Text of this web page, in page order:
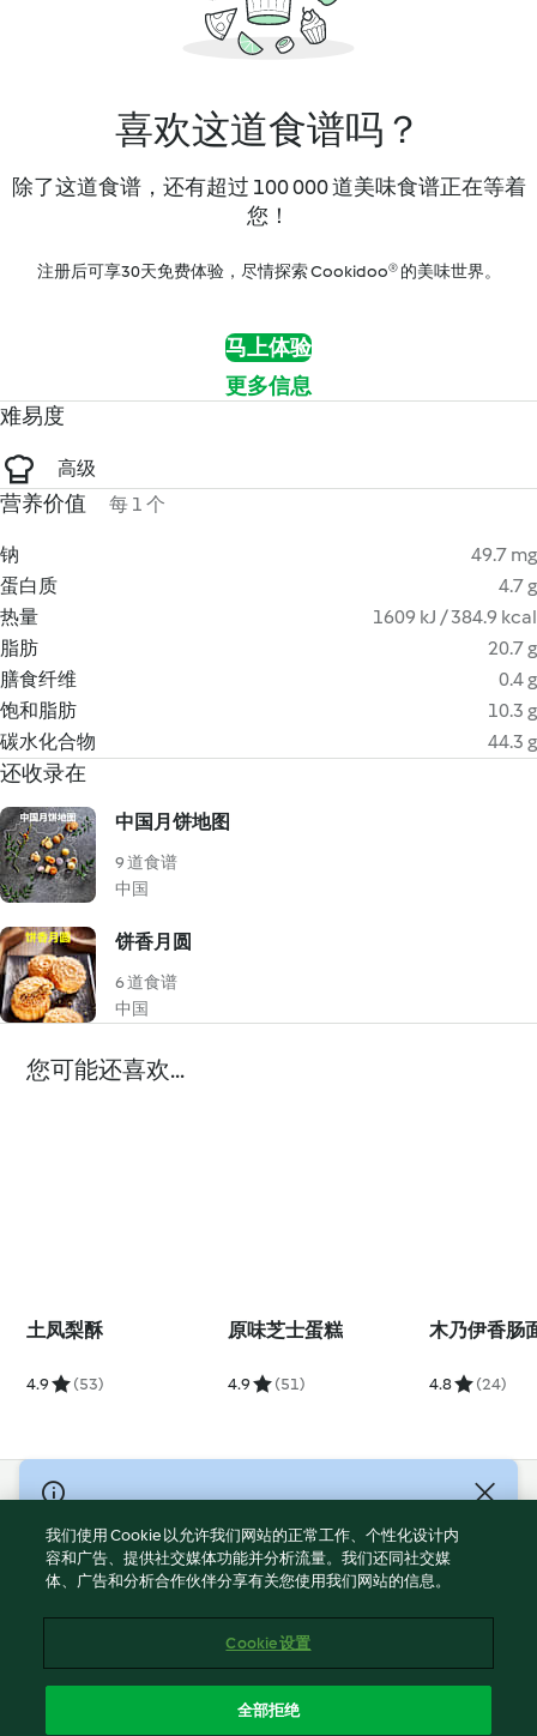
喜欢这道食谱吗？
除了这道食谱，还有超过 100 000 道美味食谱正在等着
您！
注册后可享30天免费体验，尽情探索 Cookidoo® 的美味世界。
马上体验
更多信息
难易度
高级
营养价值 每 1 个
钠
49.7 mg
蛋白质
4.7 g
热量
1609 kJ / 384.9 kcal
脂肪
20.7 g
膳食纤维
0.4 g
饱和脂肪
10.3 g
碳水化合物
44.3 g
还收录在
中国月饼地图
9 道食谱
中国
饼香月圆
6 道食谱
中国
您可能还喜欢...
土凤梨酥
4.9 (53)
原味芝士蛋糕
4.9 (51)
木乃伊香肠
4.8 (24)
© Copyright 2021-2023 福维克信息科技(上海)有限公司 版权所有
2026
使用规定
Cookies
ICP许可证号：沪通信管自贸[2026]3号
我们使用 Cookie 以允许我们网站的正常工作、个性化设计内
容和广告、提供社交媒体功能并分析流量。我们还同社交媒
体、广告和分析合作伙伴分享有关您使用我们网站的信息。
Cookie 设置
全部拒绝